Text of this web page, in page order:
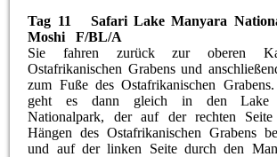
Tag 11 Safari Lake Manyara
Moshi F/BL/A
Sie fahren zurück zur oberen
Ostafrikanischen Grabens und
zum Fuße des Ostafrikanischen
geht es dann gleich in den Lake
Nationalpark, der auf der rechten
Hängen des Ostafrikanischen Grabens
und auf der linken Seite durch den